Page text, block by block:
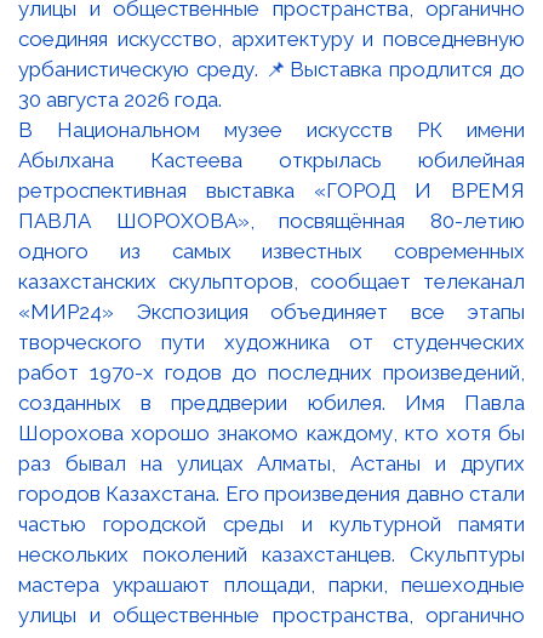
В Национальном музее искусств РК имени
Абылхана Кастеева открылась юбилейная
ретроспективная выставка «ГОРОД И ВРЕМЯ
ПАВЛА ШОРОХОВА», посвящённая 80-летию
одного из самых известных современных
казахстанских скульпторов, сообщает телеканал
«МИР24» Экспозиция объединяет все этапы
творческого пути художника от студенческих
работ 1970-х годов до последних произведений,
созданных в преддверии юбилея. Имя Павла
Шорохова хорошо знакомо каждому, кто хотя бы
раз бывал на улицах Алматы, Астаны и других
городов Казахстана. Его произведения давно стали
частью городской среды и культурной памяти
нескольких поколений казахстанцев. Скульптуры
мастера украшают площади, парки, пешеходные
улицы и общественные пространства, органично